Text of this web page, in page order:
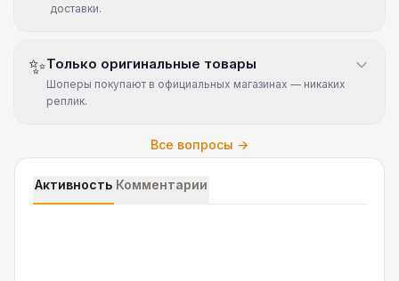
доставки.
✨Только оригинальные товары
Шоперы покупают в официальных магазинах — никаких
реплик.
Все вопросы →
Активность Комментарии